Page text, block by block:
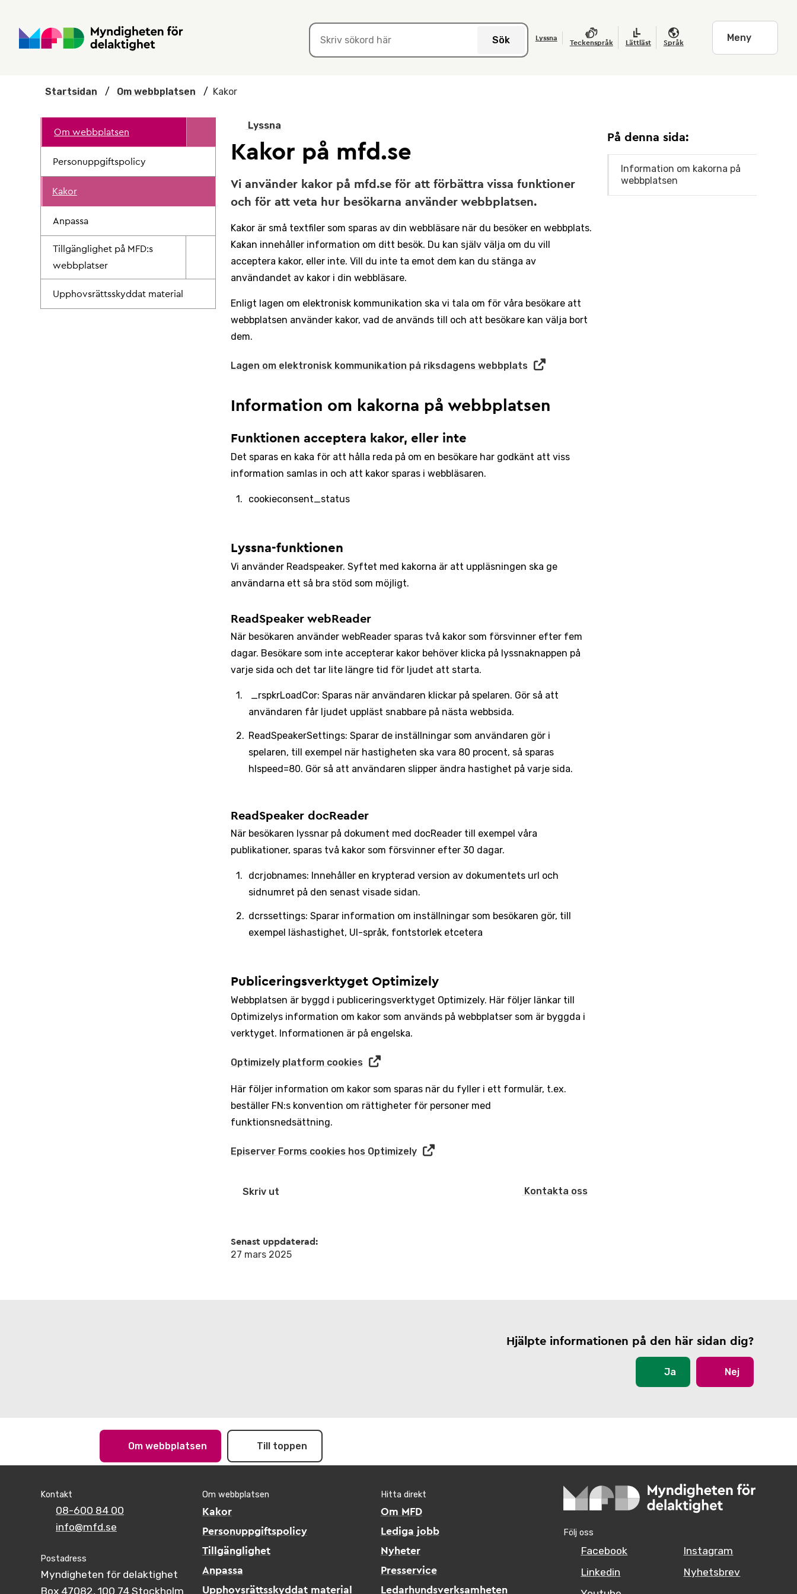
Sök Lyssna
Teckenspråk Lättläst Språk Meny
Startsidan / Om webbplatsen / Kakor
Om webbplatsen
Personuppgiftspolicy
Kakor
Anpassa
Tillgänglighet på MFD:s
webbplatser
Upphovsrättsskyddat material
Lyssna
Kakor på mfd.se
Vi använder kakor på mfd.se för att förbättra vissa funktioner
och för att veta hur besökarna använder webbplatsen.
Kakor är små textfiler som sparas av din webbläsare när du besöker en webbplats.
Kakan innehåller information om ditt besök. Du kan själv välja om du vill
acceptera kakor, eller inte. Vill du inte ta emot dem kan du stänga av
användandet av kakor i din webbläsare.
Enligt lagen om elektronisk kommunikation ska vi tala om för våra besökare att
webbplatsen använder kakor, vad de används till och att besökare kan välja bort
dem.
Lagen om elektronisk kommunikation på riksdagens webbplats
Information om kakorna på webbplatsen
Funktionen acceptera kakor, eller inte
Det sparas en kaka för att hålla reda på om en besökare har godkänt att viss
information samlas in och att kakor sparas i webbläsaren.
cookieconsent_status
Lyssna-funktionen
Vi använder Readspeaker. Syftet med kakorna är att uppläsningen ska ge
användarna ett så bra stöd som möjligt.
ReadSpeaker webReader
När besökaren använder webReader sparas två kakor som försvinner efter fem
dagar. Besökare som inte accepterar kakor behöver klicka på lyssnaknappen på
varje sida och det tar lite längre tid för ljudet att starta.
_rspkrLoadCor: Sparas när användaren klickar på spelaren. Gör så att
användaren får ljudet uppläst snabbare på nästa webbsida.
ReadSpeakerSettings: Sparar de inställningar som användaren gör i
spelaren, till exempel när hastigheten ska vara 80 procent, så sparas
hlspeed=80. Gör så att användaren slipper ändra hastighet på varje sida.
ReadSpeaker docReader
När besökaren lyssnar på dokument med docReader till exempel våra
publikationer, sparas två kakor som försvinner efter 30 dagar.
dcrjobnames: Innehåller en krypterad version av dokumentets url och
sidnumret på den senast visade sidan.
dcrssettings: Sparar information om inställningar som besökaren gör, till
exempel läshastighet, UI-språk, fontstorlek etcetera
Publiceringsverktyget Optimizely
Webbplatsen är byggd i publiceringsverktyget Optimizely. Här följer länkar till
Optimizelys information om kakor som används på webbplatser som är byggda i
verktyget. Informationen är på engelska.
Optimizely platform cookies
Här följer information om kakor som sparas när du fyller i ett formulär, t.ex.
beställer FN:s konvention om rättigheter för personer med
funktionsnedsättning.
Episerver Forms cookies hos Optimizely
Skriv ut Kontakta oss
Senast uppdaterad:
27 mars 2025
På denna sida:
Information om kakorna på
webbplatsen
Hjälpte informationen på den här sidan dig?
Ja Nej
Om webbplatsen Till toppen
Kontakt
08-600 84 00
info@mfd.se
Postadress
Myndigheten för delaktighet
Box 47082, 100 74 Stockholm
Om webbplatsen
Kakor
Personuppgiftspolicy
Tillgänglighet
Anpassa
Upphovsrättsskyddat material
Hitta direkt
Om MFD
Lediga jobb
Nyheter
Presservice
Ledarhundsverksamheten
Följ oss
Facebook
Linkedin
Instagram
Nyhetsbrev